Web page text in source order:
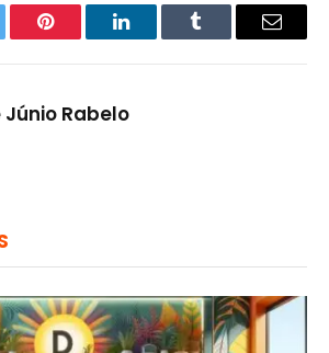
Pinterest LinkedInTumblr Email
Júnio Rabelo